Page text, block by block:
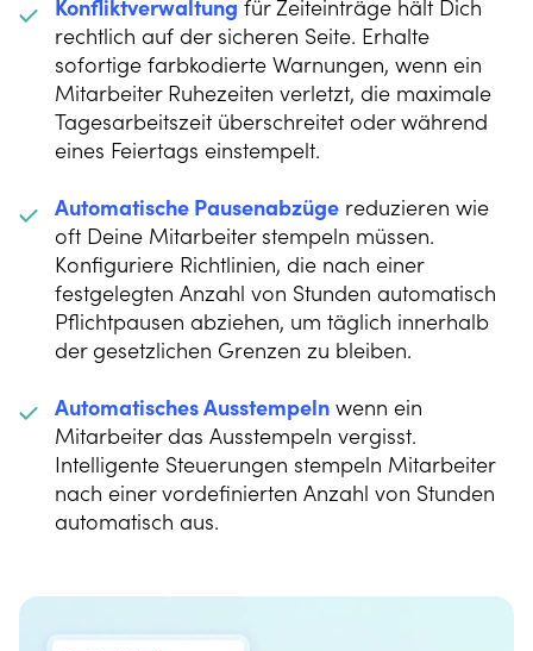
Konfliktverwaltung für Zeiteinträge hält Dich
rechtlich auf der sicheren Seite. Erhalte
sofortige farbkodierte Warnungen, wenn ein
Mitarbeiter Ruhezeiten verletzt, die maximale
Tagesarbeitszeit überschreitet oder während
eines Feiertags einstempelt.
Automatische Pausenabzüge reduzieren wie
oft Deine Mitarbeiter stempeln müssen.
Konfiguriere Richtlinien, die nach einer
festgelegten Anzahl von Stunden automatisch
Pflichtpausen abziehen, um täglich innerhalb
der gesetzlichen Grenzen zu bleiben.
Automatisches Ausstempeln wenn ein
Mitarbeiter das Ausstempeln vergisst.
Intelligente Steuerungen stempeln Mitarbeiter
nach einer vordefinierten Anzahl von Stunden
automatisch aus.